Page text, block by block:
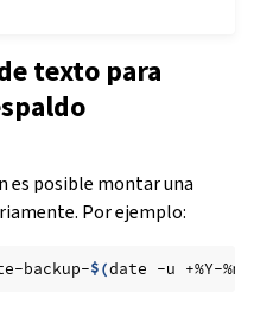
texto para
es posible montar una
Por ejemplo:
backup-$(date -u +%Y-%m-